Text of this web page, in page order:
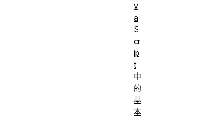
Prerequisites:
v
a
S
cr
ip
t
中
的
基
本